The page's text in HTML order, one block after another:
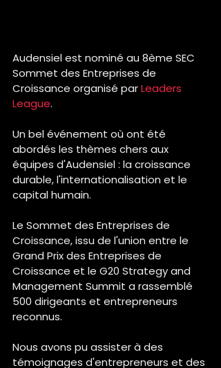
Audensiel est nominé au 8ème SEC
Sommet des Entreprises de
Croissance organisé par Leaders
League.
Un bel événement où ont été
abordés les thèmes chers aux
équipes d'Audensiel : la croissance
durable, l'internationalisation et le
capital humain.
Le Sommet des Entreprises de
Croissance, issu de l'union entre le
Grand Prix des Entreprises de
Croissance et le G20 Strategy and
Management Summit a rassemblé
500 dirigeants et entrepreneurs
reconnus.
Nous avons pu assister à des
témoignages d'entrepreneurs et des